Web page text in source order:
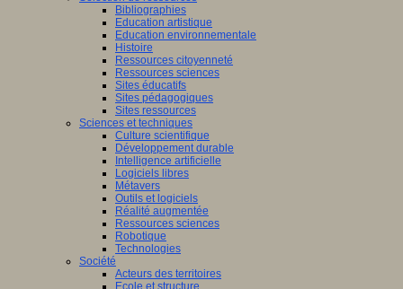
Bibliographies
Education artistique
Education environnementale
Histoire
Ressources citoyenneté
Ressources sciences
Sites éducatifs
Sites pédagogiques
Sites ressources
Sciences et techniques
Culture scientifique
Développement durable
Intelligence artificielle
Logiciels libres
Métavers
Outils et logiciels
Réalité augmentée
Ressources sciences
Robotique
Technologies
Société
Acteurs des territoires
Ecole et structure